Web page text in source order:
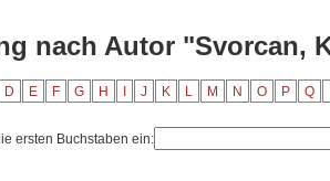
nach Autor "Svorcan,
D E F G H J K L M N O P Q
ersten Buchstaben ein: